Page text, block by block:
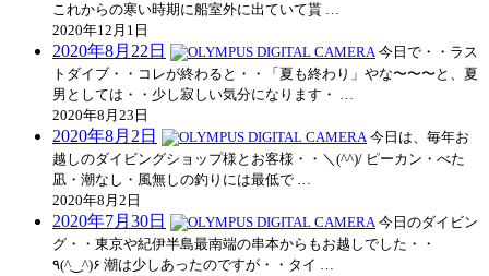
これからの寒い時期に船室外に出ていて貰 …
2020年12月1日
2020年8月22日
今日で・・ラス
トダイブ・・コレが終わると・・「夏も終わり」やな〜〜〜と、夏
男としては・・少し寂しい気分になります・ …
2020年8月23日
2020年8月2日
今日は、毎年お
越しのダイビングショップ様とお客様・・＼(^^)/ ピーカン・べた
凪・潮なし・風無しの釣りには最低で …
2020年8月2日
2020年7月30日
今日のダイビン
グ・・東京や紀伊半島最南端の串本からもお越しでした・・
٩(^‿^)۶ 潮は少しあったのですが・・タイ …